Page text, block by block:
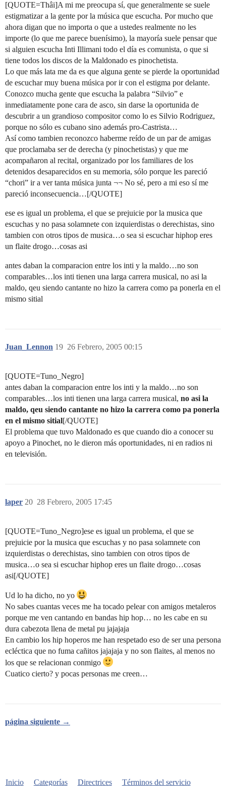
[QUOTE=Thâi]A mi me preocupa sí, que generalmente se suele
estigmatizar a la gente por la música que escucha. Por mucho que
ahora digan que no importa o que a ustedes realmente no les
importe (lo que me parece buenísimo), la mayoría suele pensar que
si alguien escucha Inti Illimani todo el día es comunista, o que si
tiene todos los discos de la Maldonado es pinochetista.
Lo que más lata me da es que alguna gente se pierde la oportunidad
de escuchar muy buena música por ir con el estigma por delante.
Conozco mucha gente que escucha la palabra “Silvio” e
inmediatamente pone cara de asco, sin darse la oportunida de
descubrir a un grandioso compositor como lo es Silvio Rodriguez,
porque no sólo es cubano sino además pro-Castrista…
Así como tambien reconozco haberme reído de un par de amigas
que proclamaba ser de derecha (y pinochetistas) y que me
acompañaron al recital, organizado por los familiares de los
detenidos desaparecidos en su memoria, sólo porque les pareció
“chori” ir a ver tanta música junta ¬¬ No sé, pero a mi eso sí me
pareció inconsecuencia…[/QUOTE]
ese es igual un problema, el que se prejuicie por la musica que
escuchas y no pasa solamnete con izquierdistas o derechistas, sino
tambien con otros tipos de musica…o sea si escuchar hiphop eres
un flaite drogo…cosas asi
antes daban la comparacion entre los inti y la maldo…no son
comparables…los inti tienen una larga carrera musical, no asi la
maldo, qeu siendo cantante no hizo la carrera como pa ponerla en el
mismo sitial
Juan_Lennon 26 Febrero, 2005 00:15
19
[QUOTE=Tuno_Negro]
antes daban la comparacion entre los inti y la maldo…no son
comparables…los inti tienen una larga carrera musical, no asi la
maldo, qeu siendo cantante no hizo la carrera como pa ponerla
en el mismo sitial[/QUOTE]
El problema que tuvo Maldonado es que cuando dio a conocer su
apoyo a Pinochet, no le dieron más oportunidades, ni en radios ni
en televisión.
laper 28 Febrero, 2005 17:45
20
[QUOTE=Tuno_Negro]ese es igual un problema, el que se
prejuicie por la musica que escuchas y no pasa solamnete con
izquierdistas o derechistas, sino tambien con otros tipos de
musica…o sea si escuchar hiphop eres un flaite drogo…cosas
asi[/QUOTE]
Ud lo ha dicho, no yo
No sabes cuantas veces me ha tocado pelear con amigos metaleros
porque me ven cantando en bandas hip hop… no les cabe en su
dura cabezota llena de metal pu jajajaja
En cambio los hip hoperos me han respetado eso de ser una persona
ecléctica que no fuma cañitos jajajaja y no son flaites, al menos no
los que se relacionan conmigo
Cuatico cierto? y pocas personas me creen…
página siguiente →
Inicio Categorías Directrices Términos del servicio